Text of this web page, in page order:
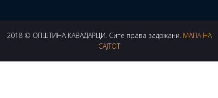
2018 © ОПШТИНА КАВАДАРЦИ. Сите права задржани. МАПА НА
САЈТОТ